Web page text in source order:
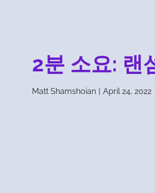
2분 소요: 랜
Matt Shamshoian | April 24, 2022